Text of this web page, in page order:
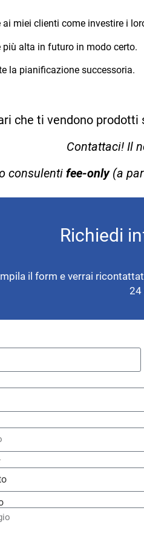
miei clienti come investire i
alta in futuro in modo certo.
la pianificazione successoria.
che ti vendono
Contattaci! Il
consulentifee-only (a
Richiedi
il form e verrai
24